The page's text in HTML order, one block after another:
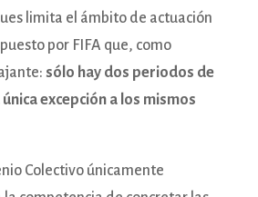
limita el ámbito de actuación
por FIFA que, como
sólo hay dos periodos de
excepción a los mismos
Colectivo únicamente